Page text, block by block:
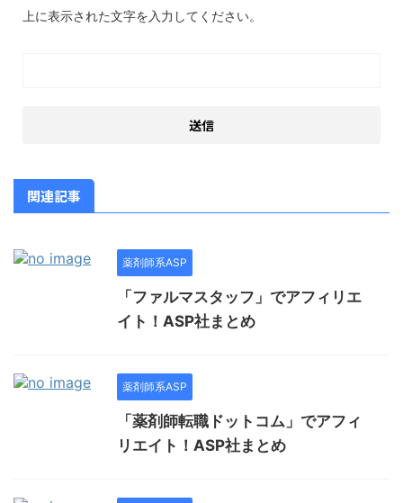
上に表示された文字を入力してください。
関連記事
薬剤師系ASP
「ファルマスタッフ」でアフィリエ
イト！ASP社まとめ
薬剤師系ASP
「薬剤師転職ドットコム」でアフィ
リエイト！ASP社まとめ